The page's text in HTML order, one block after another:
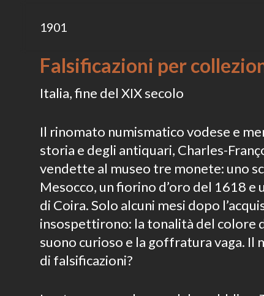
1901
Falsificazioni per
Italia, fine del XIX secolo
Il rinomato numismatico vodese e
storia e degli antiquari, Charles-
vendette al museo tre monete: uno
Mesocco, un fiorino d’oro del 1618
di Coira. Solo alcuni mesi dopo
insospettirono: la tonalità del colore
suono curioso e la goffratura vaga. Il
di falsificazioni?